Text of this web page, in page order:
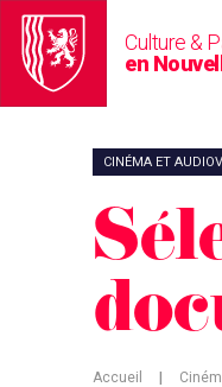
Culture &
en
CINÉMA ET
Accueil